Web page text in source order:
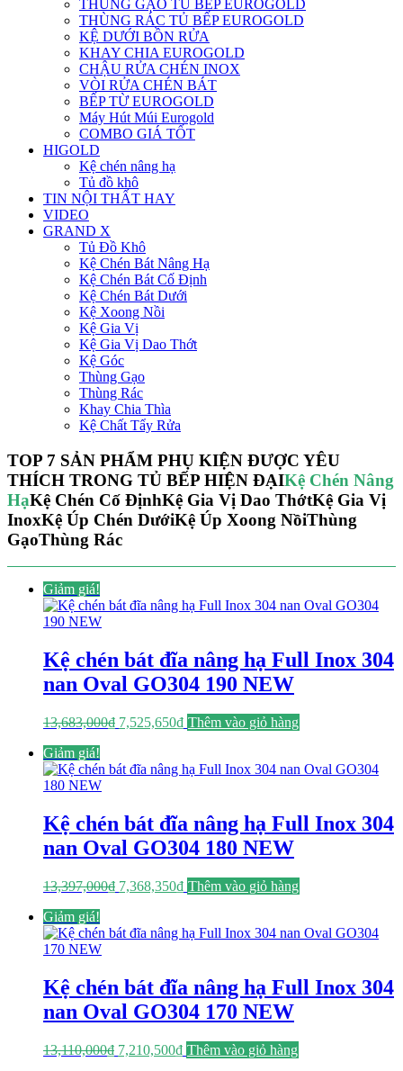
THÙNG GẠO TỦ BẾP EUROGOLD
THÙNG RÁC TỦ BẾP EUROGOLD
KỆ DƯỚI BỒN RỬA
KHAY CHIA EUROGOLD
CHẬU RỬA CHÉN INOX
VÒI RỬA CHÉN BÁT
BẾP TỪ EUROGOLD
Máy Hút Múi Eurogold
COMBO GIÁ TỐT
HIGOLD
Kệ chén nâng hạ
Tủ đồ khô
TIN NỘI THẤT HAY
VIDEO
GRAND X
Tủ Đồ Khô
Kệ Chén Bát Nâng Hạ
Kệ Chén Bát Cố Định
Kệ Chén Bát Dưới
Kệ Xoong Nồi
Kệ Gia Vị
Kệ Gia Vị Dao Thớt
Kệ Góc
Thùng Gạo
Thùng Rác
Khay Chia Thìa
Kệ Chất Tẩy Rửa
TOP 7 SẢN PHẨM PHỤ KIỆN ĐƯỢC YÊU
THÍCH TRONG TỦ BẾP HIỆN ĐẠIKệ Chén Nâng
HạKệ Chén Cố ĐịnhKệ Gia Vị Dao ThớtKệ Gia Vị
InoxKệ Úp Chén DướiKệ Úp Xoong NồiThùng
GạoThùng Rác
Giảm giá!
Kệ chén bát đĩa nâng hạ Full Inox 304
nan Oval GO304 190 NEW
13,683,000₫ Giá
13,683,000₫.
7,525,650₫Giá
là:
Thêm vào giỏ hàng
Giảm giá!
Kệ chén bát đĩa nâng hạ Full Inox 304
nan Oval GO304 180 NEW
13,397,000₫ Giá
13,397,000₫.
7,368,350₫Giá
là:
Thêm vào giỏ hàng
Giảm giá!
Kệ chén bát đĩa nâng hạ Full Inox 304
nan Oval GO304 170 NEW
13,110,000₫ Giá
7,210,500₫Giá
Thêm vào giỏ hàng